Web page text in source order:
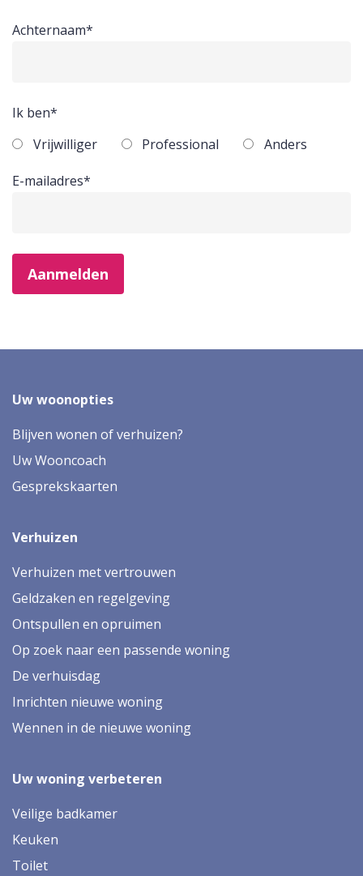
Achternaam*
Ik ben*
Vrijwilliger
Professional Anders
E-mailadres*
Aanmelden
Uw woonopties
Blijven wonen of verhuizen?
Uw Wooncoach
Gesprekskaarten
Verhuizen
Verhuizen met vertrouwen
Geldzaken en regelgeving
Ontspullen en opruimen
Op zoek naar een passende woning
De verhuisdag
Inrichten nieuwe woning
Wennen in de nieuwe woning
Uw woning verbeteren
Veilige badkamer
Keuken
Toilet